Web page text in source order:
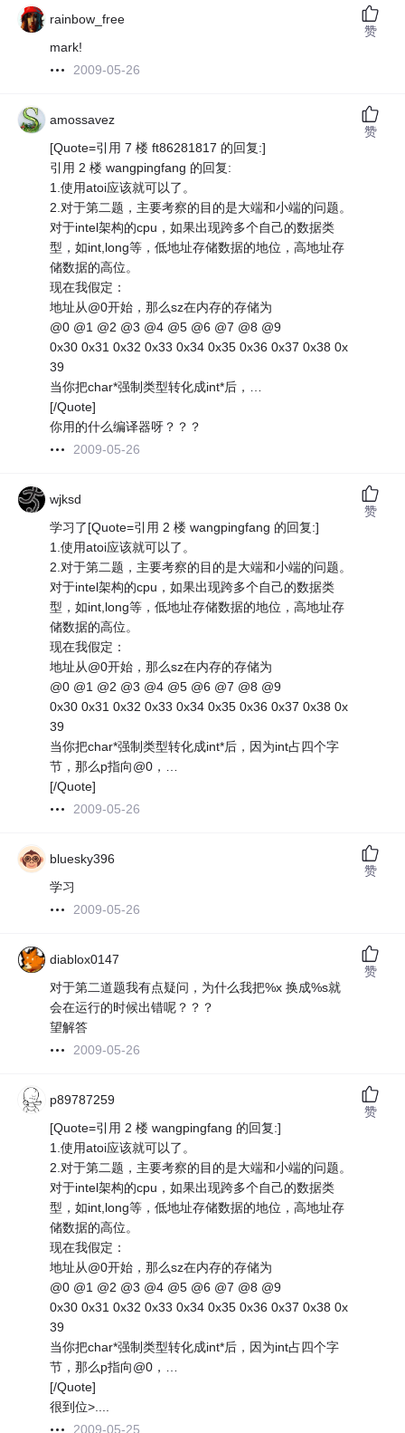
rainbow_free
mark!
2009-05-26
赞
amossavez
[Quote=引用 7 楼 ft86281817 的回复:]
引用 2 楼 wangpingfang 的回复:
1.使用atoi应该就可以了。
2.对于第二题，主要考察的目的是大端和小端的问题。
对于intel架构的cpu，如果出现跨多个自己的数据类
型，如int,long等，低地址存储数据的地位，高地址存
储数据的高位。
现在我假定：
地址从@0开始，那么sz在内存的存储为
@0 @1 @2 @3 @4 @5 @6 @7 @8 @9
0x30 0x31 0x32 0x33 0x34 0x35 0x36 0x37 0x38 0x
39
当你把char*强制类型转化成int*后，…
[/Quote]
你用的什么编译器呀？？？
2009-05-26
赞
wjksd
学习了[Quote=引用 2 楼 wangpingfang 的回复:]
1.使用atoi应该就可以了。
2.对于第二题，主要考察的目的是大端和小端的问题。
对于intel架构的cpu，如果出现跨多个自己的数据类
型，如int,long等，低地址存储数据的地位，高地址存
储数据的高位。
现在我假定：
地址从@0开始，那么sz在内存的存储为
@0 @1 @2 @3 @4 @5 @6 @7 @8 @9
0x30 0x31 0x32 0x33 0x34 0x35 0x36 0x37 0x38 0x
39
当你把char*强制类型转化成int*后，因为int占四个字
节，那么p指向@0，…
[/Quote]
2009-05-26
赞
bluesky396
学习
2009-05-26
赞
diablox0147
对于第二道题我有点疑问，为什么我把%x 换成%s就
会在运行的时候出错呢？？？
望解答
2009-05-26
赞
p89787259
[Quote=引用 2 楼 wangpingfang 的回复:]
1.使用atoi应该就可以了。
2.对于第二题，主要考察的目的是大端和小端的问题。
对于intel架构的cpu，如果出现跨多个自己的数据类
型，如int,long等，低地址存储数据的地位，高地址存
储数据的高位。
现在我假定：
地址从@0开始，那么sz在内存的存储为
@0 @1 @2 @3 @4 @5 @6 @7 @8 @9
0x30 0x31 0x32 0x33 0x34 0x35 0x36 0x37 0x38 0x
39
当你把char*强制类型转化成int*后，因为int占四个字
节，那么p指向@0，…
[/Quote]
很到位>....
2009-05-25
赞